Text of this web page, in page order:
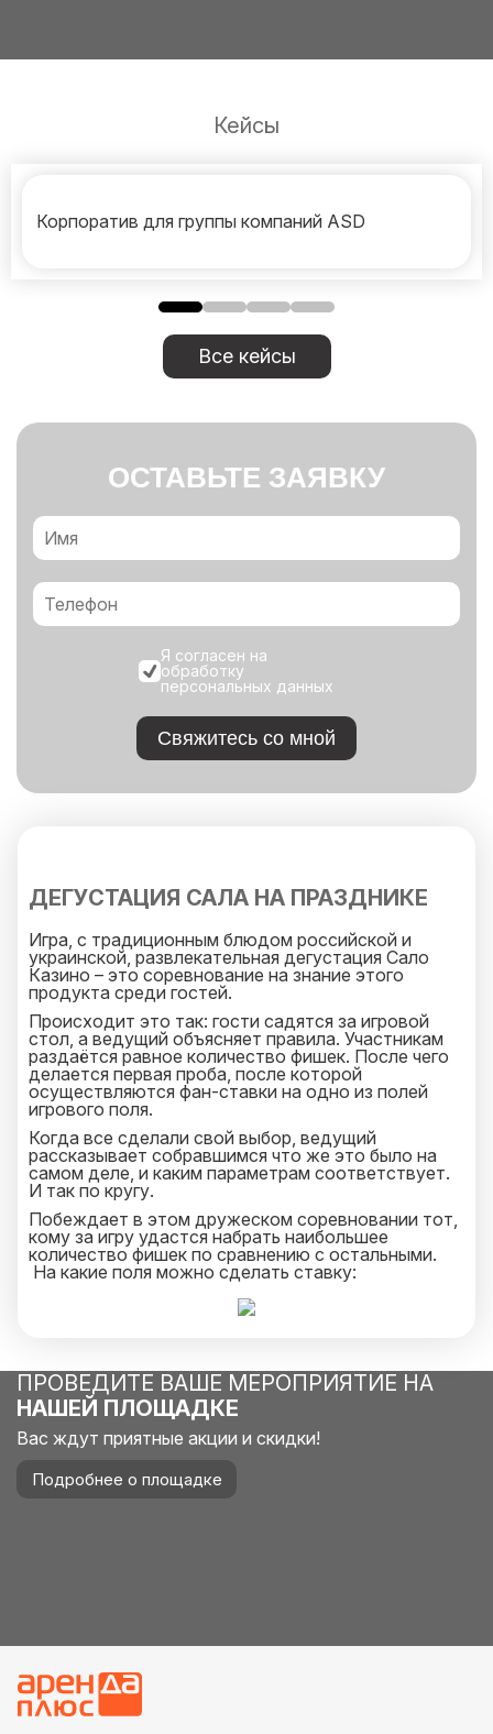
Кейсы
Корпоратив для группы компаний ASD
Все кейсы
ОСТАВЬТЕ ЗАЯВКУ
Я согласен на
обработку
персональных данных
Свяжитесь со мной
ДЕГУСТАЦИЯ САЛА НА ПРАЗДНИКЕ
Игра, с традиционным блюдом российской и
украинской, развлекательная дегустация Сало
Казино – это соревнование на знание этого
продукта среди гостей.
Происходит это так: гости садятся за игровой
стол, а ведущий объясняет правила. Участникам
раздаётся равное количество фишек. После чего
делается первая проба, после которой
осуществляются фан-ставки на одно из полей
игрового поля.
Когда все сделали свой выбор, ведущий
рассказывает собравшимся что же это было на
самом деле, и каким параметрам соответствует.
И так по кругу.
Побеждает в этом дружеском соревновании тот,
кому за игру удастся набрать наибольшее
количество фишек по сравнению с остальными.
На какие поля можно сделать ставку:
При желании, участник может выставить фишки
одновременно на несколько полей игрового поля.
Подробнее об аренде оборудования и доставке
узнавайте в онлайн чате или обратившись на
горячую линию.
ПРОВЕДИТЕ ВАШЕ МЕРОПРИЯТИЕ НА
НАШЕЙ ПЛОЩАДКЕ
Вас ждут приятные акции и скидки!
Подробнее о площадке